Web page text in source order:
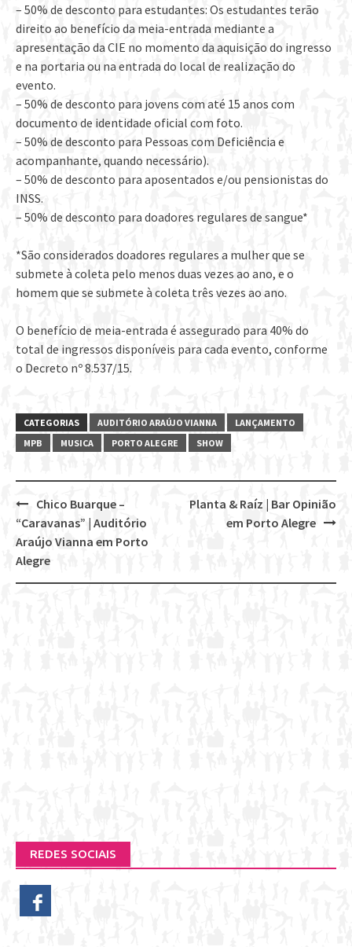
– 50% de desconto para estudantes: Os estudantes terão
direito ao benefício da meia-entrada mediante a
apresentação da CIE no momento da aquisição do ingresso
e na portaria ou na entrada do local de realização do
evento.
– 50% de desconto para jovens com até 15 anos com
documento de identidade oficial com foto.
– 50% de desconto para Pessoas com Deficiência e
acompanhante, quando necessário).
– 50% de desconto para aposentados e/ou pensionistas do
INSS.
– 50% de desconto para doadores regulares de sangue*
*São considerados doadores regulares a mulher que se
submete à coleta pelo menos duas vezes ao ano, e o
homem que se submete à coleta três vezes ao ano.
O benefício de meia-entrada é assegurado para 40% do
total de ingressos disponíveis para cada evento, conforme
o Decreto nº 8.537/15.
CATEGORIAS AUDITÓRIO ARAÚJO VIANNA
LANÇAMENTO
MPB
MUSICA PORTO ALEGRE SHOW
Post
navigation
Planta & Raíz | Bar Opinião
em Porto Alegre
Chico Buarque –
“Caravanas” | Auditório
Araújo Vianna em Porto
Alegre
REDES SOCIAIS